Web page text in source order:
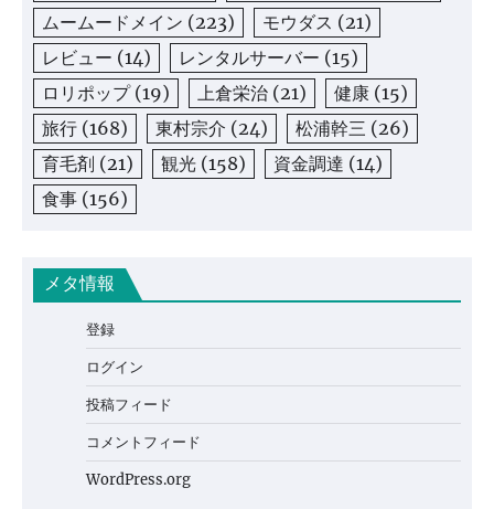
ムームードメイン (223) モウダス (21)
レビュー (14) レンタルサーバー (15)
ロリポップ(19) 上倉栄治 (21) 健康 (15)
旅行 (168) 東村宗介 (24) 松浦幹三 (26)
育毛剤 (21) 観光 (158) 資金調達 (14)
食事 (156)
メタ情報
登録
ログイン
投稿フィード
コメントフィード
WordPress.org